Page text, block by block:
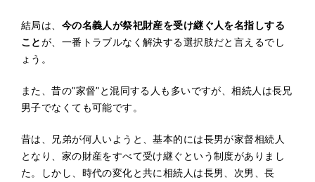
結局は、 今の名義人が祭祀財産を受け継ぐ人を名指しする
ことが、一番トラブルなく解決する選択肢だと言えるでし
ょう。
また、昔の”家督”と混同する人も多いですが、相続人は長兄
男子でなくても可能です。
昔は、兄弟が何人いようと、基本的には長男が家督相続人
となり、家の財産をすべて受け継ぐという制度がありまし
た。しかし、時代の変化と共に相続人は長男、次男、長